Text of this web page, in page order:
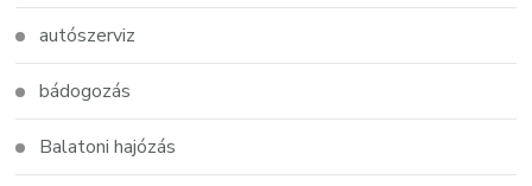
autószerviz
bádogozás
Balatoni hajózás